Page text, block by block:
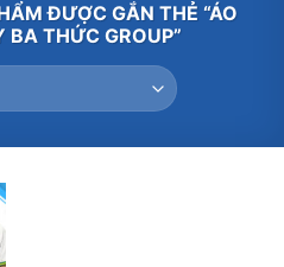
ĐƯỢC GẮN THẺ “ÁO
BA THỨC GROUP”